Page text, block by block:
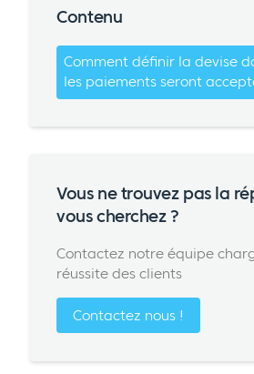
Contenu
Comment définir la devise
les paiements seront
Vous ne trouvez pas la
vous cherchez ?
Contactez notre équipe
réussite des clients
Contactez nous !